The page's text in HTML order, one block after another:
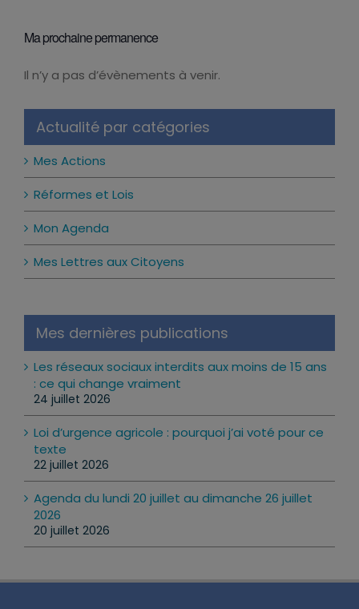
Ma prochaine permanence
Notice
Il n’y a pas d’évènements à venir.
Actualité par catégories
Mes Actions
Réformes et Lois
Mon Agenda
Mes Lettres aux Citoyens
Mes dernières publications
Les réseaux sociaux interdits aux moins de 15 ans
: ce qui change vraiment
24 juillet 2026
Loi d’urgence agricole : pourquoi j’ai voté pour ce
texte
22 juillet 2026
Agenda du lundi 20 juillet au dimanche 26 juillet
2026
20 juillet 2026